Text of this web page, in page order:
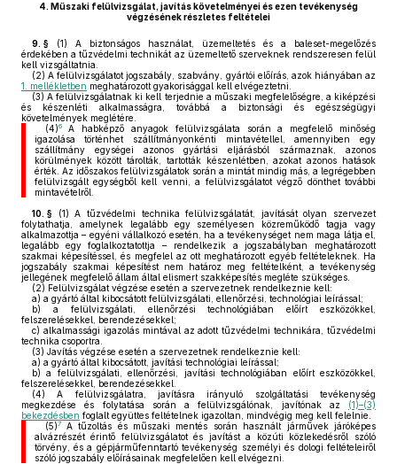
4. Műszaki felülvizsgálat, javítás követelményei és ezen tevékenység
végzésének részletes feltételei
9. § (1) A biztonságos használat, üzemeltetés és a baleset-megelőzés
érdekében a tűzvédelmi technikát az üzemeltető szerveknek rendszeresen felül
kell vizsgáltatnia.
(2) A felülvizsgálatot jogszabály, szabvány, gyártói előírás, azok hiányában az
1. mellékletben meghatározott gyakorisággal kell elvégeztetni.
(3) A felülvizsgálatnak ki kell terjednie a műszaki megfelelőségre, a kiképzési
és készenléti alkalmasságra, továbbá a biztonsági és egészségügyi
követelmények meglétére.
(4)6A habképző anyagok felülvizsgálata során a megfelelő minőség
igazolása történhet szállítmányonkénti mintavétellel, amennyiben egy
szállítmány egységei azonos gyártási eljárásból származnak, azonos
körülmények között tárolták, tartották készenlétben, azokat azonos hatások
érték. Az időszakos felülvizsgálatok során a mintát mindig más, a legrégebben
felülvizsgált egységből kell venni, a felülvizsgálatot végző dönthet további
mintavételről.
10. § (1) A tűzvédelmi technika felülvizsgálatát, javítását olyan szervezet
folytathatja, amelynek legalább egy személyesen közreműködő tagja vagy
alkalmazottja – egyéni vállalkozó esetén, ha a tevékenységet nem maga látja el,
legalább egy foglalkoztatottja – rendelkezik a jogszabályban meghatározott
szakmai képesítéssel, és megfelel az ott meghatározott egyéb feltételeknek. Ha
jogszabály szakmai képesítést nem határoz meg feltételként, a tevékenység
jellegének megfelelő állam által elismert szakképesítés megléte szükséges.
(2) Felülvizsgálat végzése esetén a szervezetnek rendelkeznie kell:
a) a gyártó által kibocsátott felülvizsgálati, ellenőrzési, technológiai leírással;
b) a felülvizsgálati, ellenőrzési technológiában előírt eszközökkel,
felszerelésekkel, berendezésekkel;
c) alkalmassági igazolás mintával az adott tűzvédelmi technikára, tűzvédelmi
technika csoportra.
(3) Javítás végzése esetén a szervezetnek rendelkeznie kell:
a) a gyártó által kibocsátott, javítási technológiai leírással;
b) a felülvizsgálati, ellenőrzési, javítási technológiában előírt eszközökkel,
felszerelésekkel, berendezésekkel.
(4) A felülvizsgálatra, javításra irányuló szolgáltatási tevékenység
megkezdése és folytatása során a felülvizsgálónak, javítónak az (1)–(3)
bekezdésben foglalt együttes feltételnek igazoltan, mindvégig meg kell felelnie.
(5)7A tűzoltás és műszaki mentés során használt járművek járóképes
alvázrészét érintő felülvizsgálatot és javítást a közúti közlekedésről szóló
törvény, és a gépjárműfenntartó tevékenység személyi és dologi feltételeiről
szóló jogszabály előírásainak megfelelően kell elvégezni.